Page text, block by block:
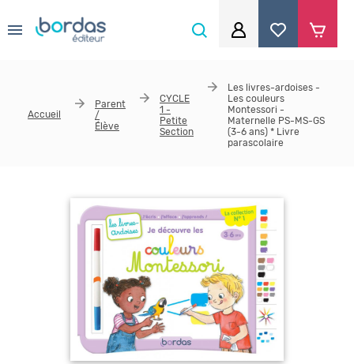
Je me connecte
Identifiant
Se souvenir de moi
Mot de passe ou identifiant oublié
Accueil
Parent
/
Élève
CYCLE
1 -
Petite
Section
Les livres-ardoises -
Les couleurs
Montessori -
Maternelle PS-MS-GS
(3-6 ans) * Livre
parascolaire